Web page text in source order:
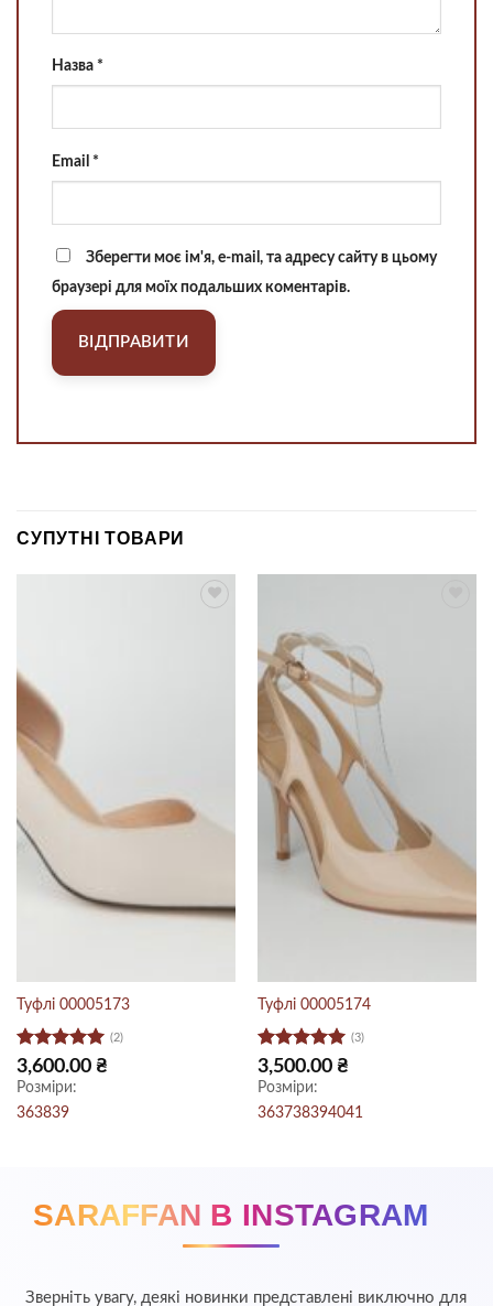
Назва *
Email *
Зберегти моє ім'я, e-mail, та адресу сайту в цьому
браузері для моїх подальших коментарів.
СУПУТНІ ТОВАРИ
Туфлі 00005173
Оцінено в
5з 5
(2)
3,600.00 ₴
Розміри:
363839
Туфлі 00005174
Оцінено в
5з 5
(3)
3,500.00 ₴
Розміри:
363738394041
SARAFFAN В INSTAGRAM
Зверніть увагу, деякі новинки представлені виключно для